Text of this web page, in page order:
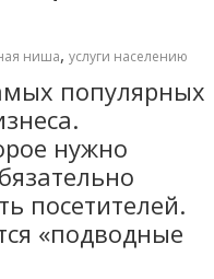
ниша, услуги населению
популярных
нужно
посетителей.
«подводные